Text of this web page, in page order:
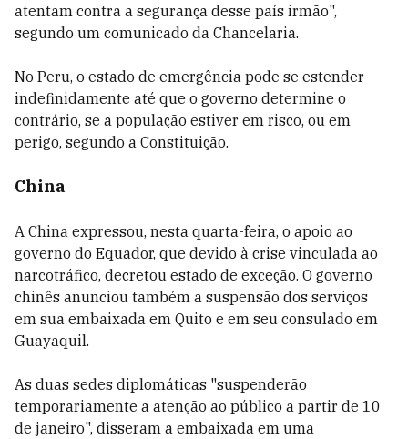
atentam contra a segurança desse país irmão",
segundo um comunicado da Chancelaria.
No Peru, o estado de emergência pode se estender
indefinidamente até que o governo determine o
contrário, se a população estiver em risco, ou em
perigo, segundo a Constituição.
China
A China expressou, nesta quarta-feira, o apoio ao
governo do Equador, que devido à crise vinculada ao
narcotráfico, decretou estado de exceção. O governo
chinês anunciou também a suspensão dos serviços
em sua embaixada em Quito e em seu consulado em
Guayaquil.
As duas sedes diplomáticas "suspenderão
temporariamente a atenção ao público a partir de 10
de janeiro", disseram a embaixada em uma